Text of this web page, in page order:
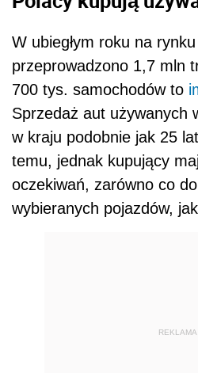
W ubiegłym roku na
przeprowadzono 1,7 mln
700 tys. samochodów to
Sprzedaż aut używanych
w kraju podobnie jak 25 lat
temu, jednak kupujący
oczekiwań, zarówno co
wybieranych pojazdów,
REKLAMA